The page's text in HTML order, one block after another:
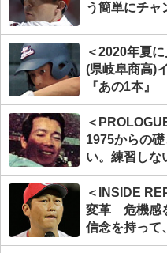
う簡単にチャ
＜2020年夏
(県岐阜商高)
『あの1本』
＜
1975からの
い。練習しな
監督)
＜INSIDE
変革 危機感
信念を持って
ていきたい」